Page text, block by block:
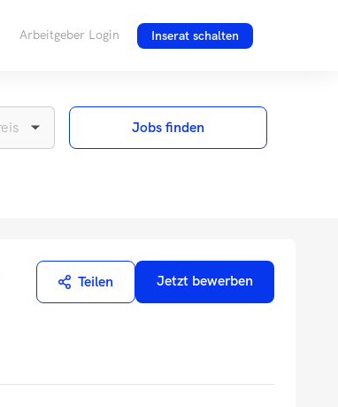
Arbeitgeber Login Inserat schalten
Jobs finden
Teilen Jetzt bewerben